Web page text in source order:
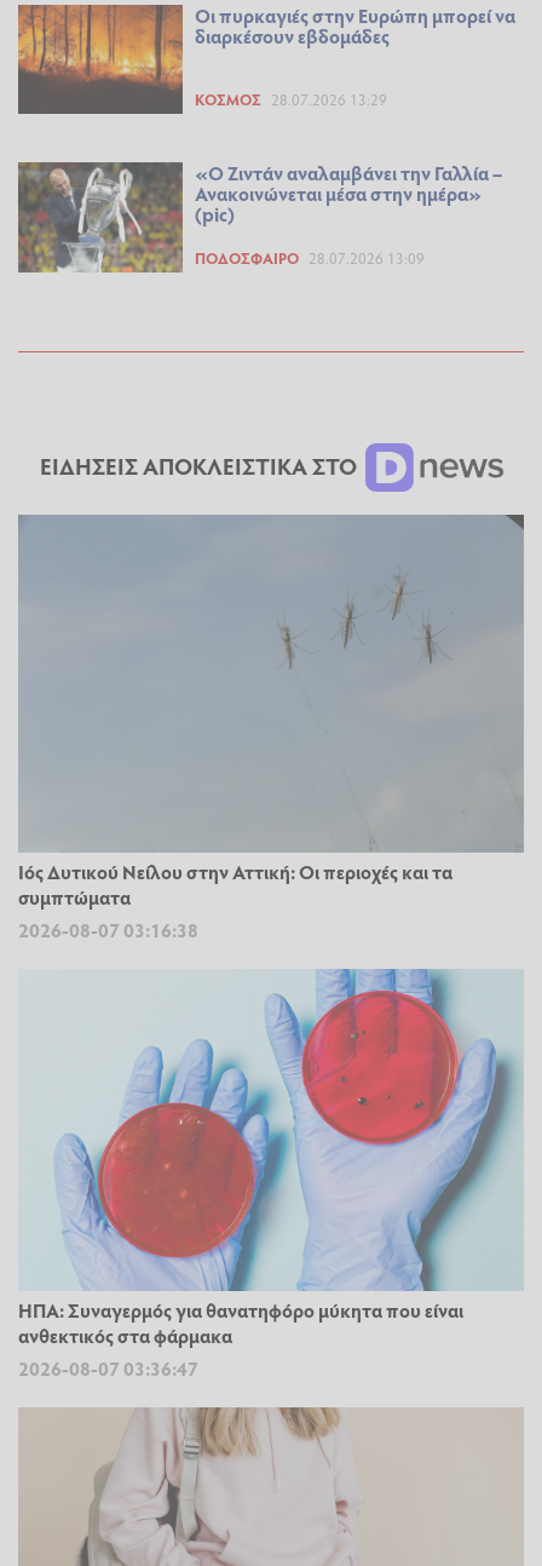
Οι πυρκαγιές στην Ευρώπη μπορεί να
διαρκέσουν εβδομάδες
ΚΌΣΜΟΣ 28.07.2026 13:29
«Ο Ζιντάν αναλαμβάνει την Γαλλία –
Ανακοινώνεται μέσα στην ημέρα»
(pic)
ΠΟΔΌΣΦΑΙΡΟ 28.07.2026 13:09
ΕΙΔΗΣΕΙΣ ΑΠΟΚΛΕΙΣΤΙΚΑ ΣΤΟ
Ιός Δυτικού Νείλου στην Αττική: Οι περιοχές και τα
συμπτώματα
2026-08-07 03:16:38
ΗΠΑ: Συναγερμός για θανατηφόρο μύκητα που είναι
ανθεκτικός στα φάρμακα
2026-08-07 03:36:47